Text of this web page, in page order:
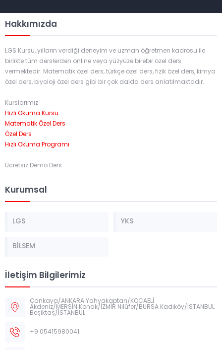
Hakkımızda
LGS Kursu, yılların verdiği deneyim ve uzman öğretmen kadrosu ile
birlikte tüm derslerden online veya yüzyüze birebir özel ders
vermektedir. Matematik özel ders, türkçe özel ders, fizik özel ders, kimya
özel ders, biyoloji özel ders gibi bir çok dalda ders anlatılmaktadır.
Kurslarımız
Hızlı Okuma Kursu
Matematik Özel Ders
Özel Ders
Hızlı Okuma Programı
Ücretsiz Demo Ders
Kurumsal
LGS YKS
BİLSEM
İletişim Bilgilerimiz
Çankaya/ANKARA Yahyakaptan/KOCAELİ
Akdeniz/MERSİN Konak/İZMİR Nilüfer/BURSA Kadıköy/İSTANBUL
Beşiktaş/İSTANBUL
+9 05415980041